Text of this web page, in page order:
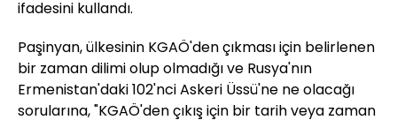
ifadesini kullandı.
Paşinyan, ülkesinin KGAÖ'den çıkması için belirlenen
bir zaman dilimi olup olmadığı ve Rusya'nın
Ermenistan'daki 102'nci Askeri Üssü'ne ne olacağı
sorularına, "KGAÖ'den çıkış için bir tarih veya zaman